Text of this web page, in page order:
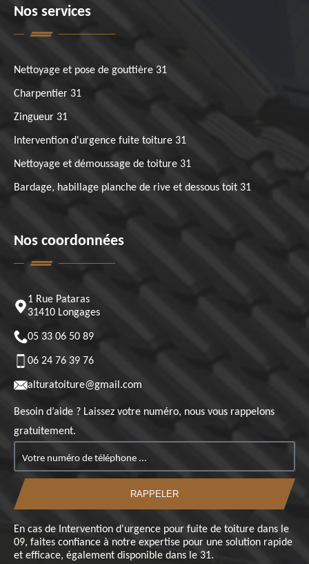
Nos services
Nettoyage et pose de gouttière 31
Charpentier 31
Zingueur 31
Intervention d'urgence fuite toiture 31
Nettoyage et démoussage de toiture 31
Bardage, habillage planche de rive et dessous toit 31
Nos coordonnées
1 Rue Pataras
31410 Longages
05 33 06 50 89
06 24 76 39 76
alturatoiture@gmail.com
Besoin d’aide ? Laissez votre numéro, nous vous rappelons
gratuitement.
En cas de Intervention d'urgence pour fuite de toiture dans le
09, faites confiance à notre expertise pour une solution rapide
et efficace, également disponible dans le 31.